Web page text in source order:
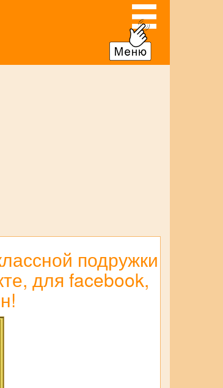
подружки
для facebook,